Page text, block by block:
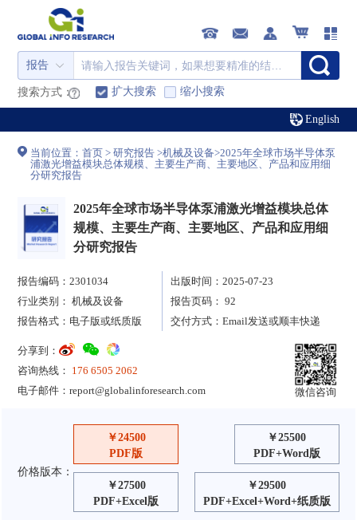
报告
搜索方式： 扩大搜索 缩小搜索
English
当前位置：首页> 研究报告>机械及设备>2025年全球市场半导体泵
浦激光增益模块总体规模、主要生产商、主要地区、产品和应用细
分研究报告
2025年全球市场半导体泵浦激光增益模块总体
规模、主要生产商、主要地区、产品和应用细
分研究报告
报告编码：2301034
出版时间：2025-07-23
行业类别：机械及设备
报告页码： 92
报告格式：电子版或纸质版
交付方式：Email发送或顺丰快递
分享到：
咨询热线： 176 6505 2062
电子邮件：report@globalinforesearch.com 微信咨询
价格版本：
￥24500
PDF版
￥25500
PDF+Word版
￥27500
PDF+Excel版
￥29500
PDF+Excel+Word+纸质版